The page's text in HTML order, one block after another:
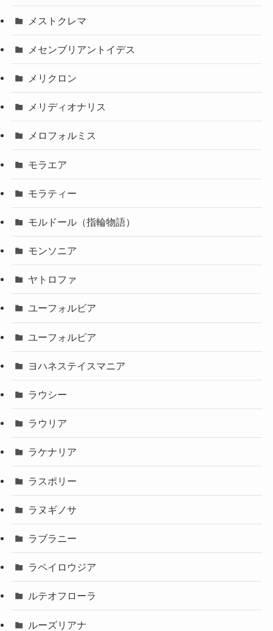
メストクレマ
メセンブリアントイデス
メリクロン
メリディオナリス
メロフォルミス
モラエア
モラティー
モルドール（指輪物語）
モンソニア
ヤトロファ
ユーフォルビア
ユーフォルビア
ヨハネステイスマニア
ラウシー
ラウリア
ラケナリア
ラスポリー
ラヌギノサ
ラブラニー
ラペイロウジア
ルテオフローラ
ルーズリアナ